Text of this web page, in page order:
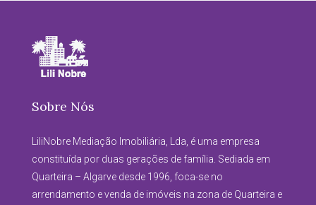
Sobre Nós
LiliNobre Mediação Imobiliária, Lda, é uma empresa
constituída por duas gerações de família. Sediada em
Quarteira – Algarve desde 1996, foca-se no
arrendamento e venda de imóveis na zona de Quarteira e